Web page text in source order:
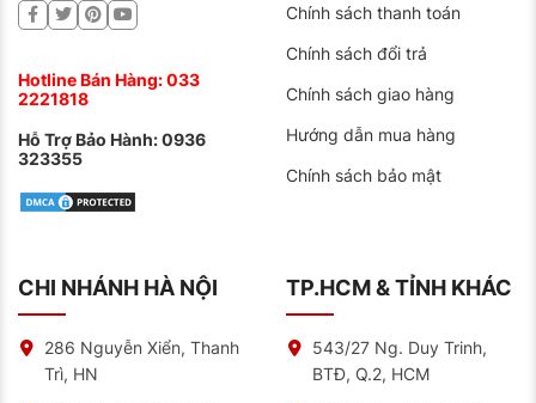
Hotline Bán Hàng:033
2221818
Hỗ Trợ Bảo Hành:0936
323355
Chính sách thanh toán
Chính sách đổi trả
Chính sách giao hàng
Hướng dẫn mua hàng
Chính sách bảo mật
CHI NHÁNH HÀ NỘI
286 Nguyễn Xiển, Thanh
Trì, HN
TP.HCM & TỈNH KHÁC
543/27 Ng. Duy Trinh,
BTĐ, Q.2, HCM